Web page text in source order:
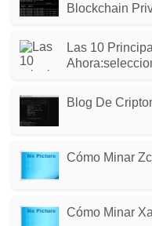
Blockchain
Las 10
Blog De
Cómo Minar
Cómo Minar